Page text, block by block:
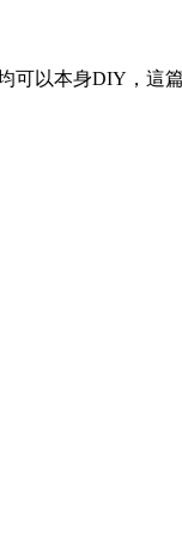
可以本身DIY，這